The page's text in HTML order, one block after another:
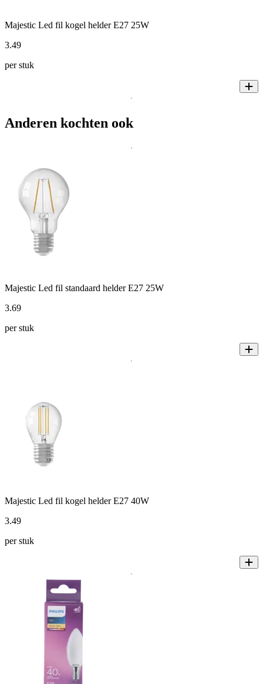
Majestic Led fil kogel helder E27 25W
3.49
per stuk
Anderen kochten ook
Majestic Led fil standaard helder E27 25W
3.69
per stuk
Majestic Led fil kogel helder E27 40W
3.49
per stuk